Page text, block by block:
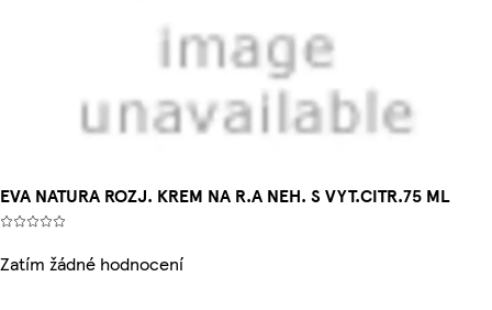
EVA NATURA ROZJ. KREM NA R.A NEH. S VYT.CITR.75 ML
Zatím žádné hodnocení